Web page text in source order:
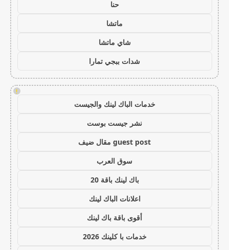
حنا
ماتشا
شاي ماتشا
شدات ببجي تمارا
!
خدمات الباك لينك والجيست
نشر جيست بوست
guest post مقال ضيف
سوق العرب
باك لينك باقة 20
اعلانات الباك لينك
أقوى باقة باك لينك
خدمات با كلينك 2026